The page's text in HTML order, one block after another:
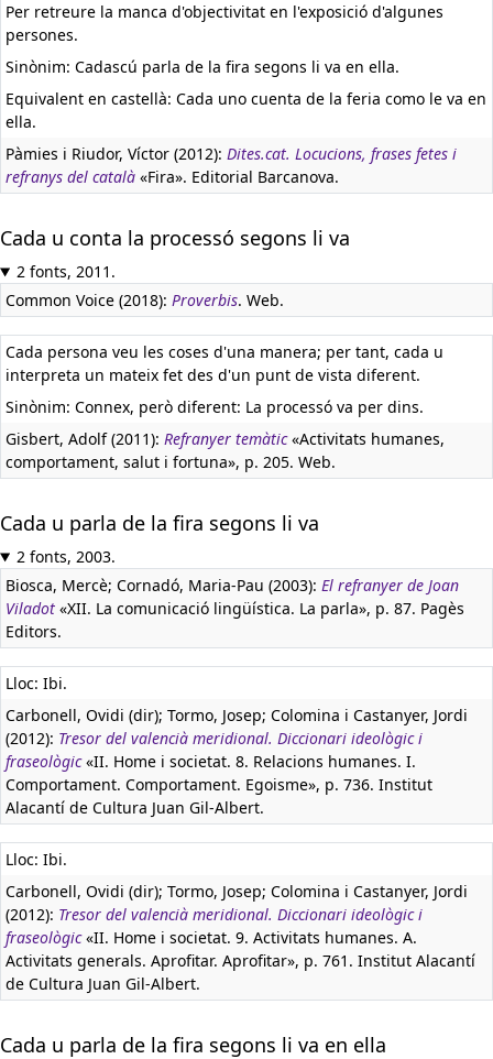
Per retreure la manca d'objectivitat en l'exposició d'algunes
persones.
Sinònim: Cadascú parla de la fira segons li va en ella.
Equivalent en castellà: Cada uno cuenta de la feria como le va en
ella.
Pàmies i Riudor, Víctor (2012): Dites.cat. Locucions, frases fetes i
refranys del català «Fira». Editorial Barcanova.
Cada u conta la processó segons li va
2 fonts, 2011.
Common Voice (2018): Proverbis. Web.
Cada persona veu les coses d'una manera; per tant, cada u
interpreta un mateix fet des d'un punt de vista diferent.
Sinònim: Connex, però diferent: La processó va per dins.
Gisbert, Adolf (2011): Refranyer temàtic«Activitats humanes,
comportament, salut i fortuna», p. 205. Web.
Cada u parla de la fira segons li va
2 fonts, 2003.
Biosca, Mercè; Cornadó, Maria-Pau (2003): El refranyer de Joan
Viladot «XII. La comunicació lingüística. La parla», p. 87. Pagès
Editors.
Lloc: Ibi.
Carbonell, Ovidi (dir); Tormo, Josep; Colomina i Castanyer, Jordi
(2012): Tresor del valencià meridional. Diccionari ideològic i
fraseològic«II. Home i societat. 8. Relacions humanes. I.
Comportament. Comportament. Egoisme», p. 736. Institut
Alacantí de Cultura Juan Gil-Albert.
Lloc: Ibi.
Carbonell, Ovidi (dir); Tormo, Josep; Colomina i Castanyer, Jordi
(2012): Tresor del valencià meridional. Diccionari ideològic i
fraseològic«II. Home i societat. 9. Activitats humanes. A.
Activitats generals. Aprofitar. Aprofitar», p. 761. Institut Alacantí
de Cultura Juan Gil-Albert.
Cada u parla de la fira segons li va en ella